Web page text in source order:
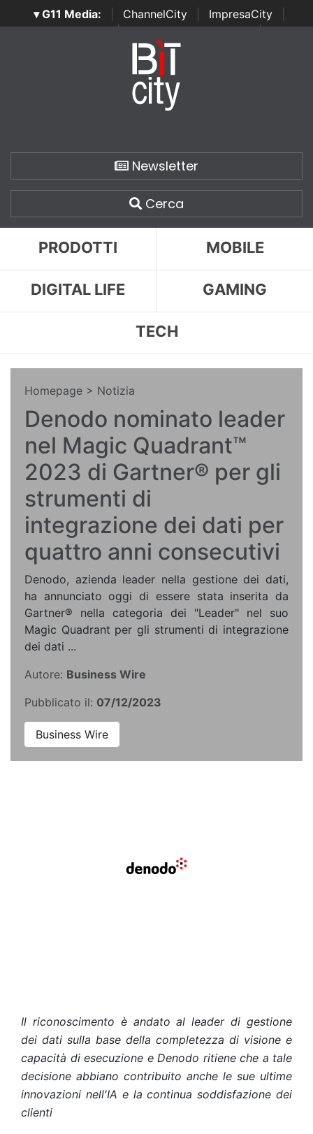
▾ G11 Media: ChannelCity ImpresaCity
SecurityOpenLab | Italian Channel Awards | Italian
Italian Security Awards
Newsletter
Cerca
PRODOTTI MOBILE
DIGITAL LIFE GAMING
TECH
Homepage > Notizia
Denodo nominato leader
nel Magic Quadrant™
2023 di Gartner® per gli
strumenti di
integrazione dei dati per
quattro anni consecutivi
Denodo, azienda leader nella gestione dei dati,
ha annunciato oggi di essere stata inserita da
Gartner® nella categoria dei "Leader" nel suo
Magic Quadrant per gli strumenti di integrazione
dei dati ...
Autore: Business Wire
Pubblicato il: 07/12/2023
Business Wire
Il riconoscimento è andato al leader di gestione
dei dati sulla base della completezza di visione e
capacità di esecuzione e Denodo ritiene che a tale
decisione abbiano contribuito anche le sue ultime
innovazioni nell'IA e la continua soddisfazione dei
clienti